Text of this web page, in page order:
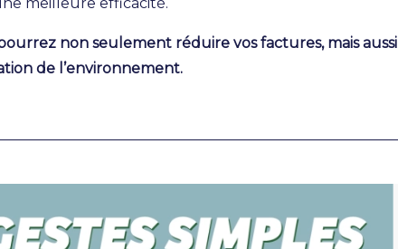
non seulement réduire vos factures, mais aussi
de l’environnement.